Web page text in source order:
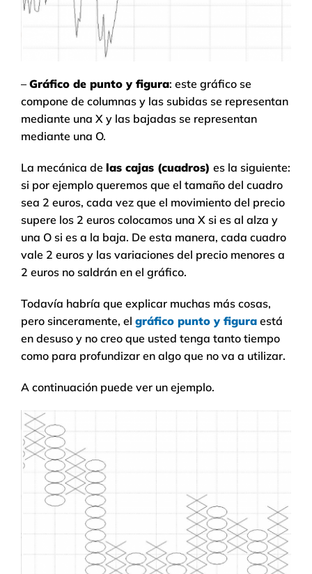
– Gráfico de punto y figura: este gráfico se
compone de columnas y las subidas se representan
mediante una X y las bajadas se representan
mediante una O.
La mecánica de las cajas (cuadros) es la siguiente:
si por ejemplo queremos que el tamaño del cuadro
sea 2 euros, cada vez que el movimiento del precio
supere los 2 euros colocamos una X si es al alza y
una O si es a la baja. De esta manera, cada cuadro
vale 2 euros y las variaciones del precio menores a
2 euros no saldrán en el gráfico.
Todavía habría que explicar muchas más cosas,
pero sinceramente, el gráfico punto y figura está
en desuso y no creo que usted tenga tanto tiempo
como para profundizar en algo que no va a utilizar.
A continuación puede ver un ejemplo.